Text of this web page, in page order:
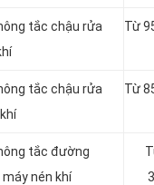
tắc chậu rửa
Từ
tắc chậu rửa
Từ
tắc đường
nén khí